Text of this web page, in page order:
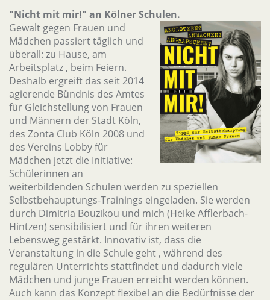
"Nicht mit mir!" an Kölner Schulen.
Gewalt gegen Frauen und
Mädchen passiert täglich und
überall: zu Hause, am
Arbeitsplatz , beim Feiern.
Deshalb ergreift das seit 2014
agierende Bündnis des Amtes
für Gleichstellung von Frauen
und Männern der Stadt Köln,
des Zonta Club Köln 2008 und
des Vereins Lobby für
Mädchen jetzt die Initiative:
Schülerinnen an
weiterbildenden Schulen werden zu speziellen
Selbstbehauptungs-Trainings eingeladen. Sie werden
durch Dimitria Bouzikou und mich (Heike Afflerbach-
Hintzen) sensibilisiert und für ihren weiteren
Lebensweg gestärkt. Innovativ ist, dass die
Veranstaltung in die Schule geht , während des
regulären Unterrichts stattfindet und dadurch viele
Mädchen und junge Frauen erreicht werden können.
Auch kann das Konzept flexibel an die Bedürfnisse der